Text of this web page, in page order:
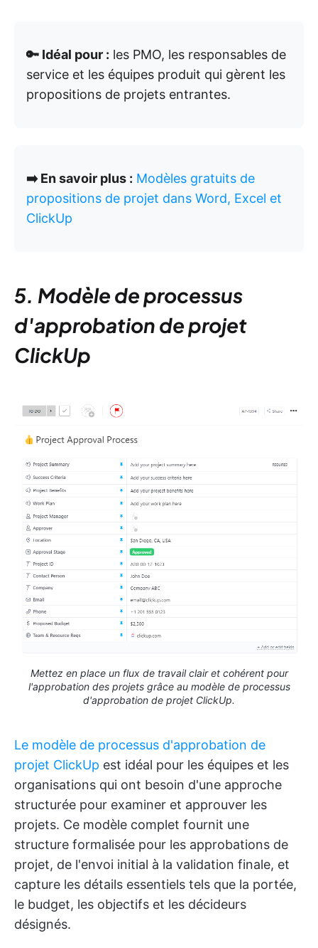
🔑 Idéal pour : les PMO, les responsables de
service et les équipes produit qui gèrent les
propositions de projets entrantes.
➡️ En savoir plus : Modèles gratuits de
propositions de projet dans Word, Excel et
ClickUp
5. Modèle de processus
d'approbation de projet
ClickUp
Mettez en place un flux de travail clair et cohérent pour
l'approbation des projets grâce au modèle de processus
d'approbation de projet ClickUp.
Le modèle de processus d'approbation de
projet ClickUp est idéal pour les équipes et les
organisations qui ont besoin d'une approche
structurée pour examiner et approuver les
projets. Ce modèle complet fournit une
structure formalisée pour les approbations de
projet, de l'envoi initial à la validation finale, et
capture les détails essentiels tels que la portée,
le budget, les objectifs et les décideurs
désignés.